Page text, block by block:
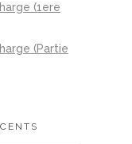
(1ere
(Partie